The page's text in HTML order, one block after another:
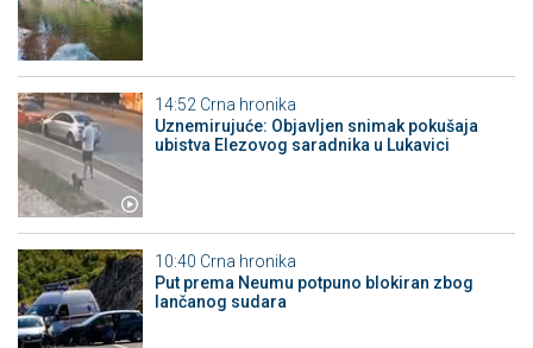
14:52 Crna hronika
Uznemirujuće: Objavljen snimak pokušaja
ubistva Elezovog saradnika u Lukavici
10:40 Crna hronika
Put prema Neumu potpuno blokiran zbog
lančanog sudara